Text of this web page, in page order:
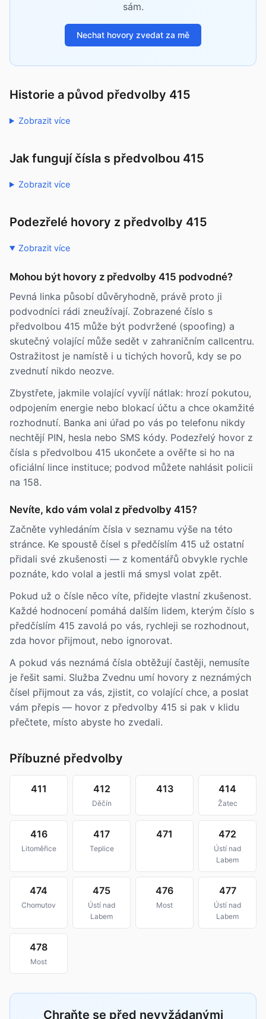
sám.
Nechat hovory zvedat za mě
Historie a původ předvolby 415
Zobrazit více
Jak fungují čísla s předvolbou 415
Zobrazit více
Podezřelé hovory z předvolby 415
Zobrazit více
Mohou být hovory z předvolby 415 podvodné?
Pevná linka působí důvěryhodně, právě proto ji
podvodníci rádi zneužívají. Zobrazené číslo s
předvolbou 415 může být podvržené (spoofing) a
skutečný volající může sedět v zahraničním callcentru.
Ostražitost je namístě i u tichých hovorů, kdy se po
zvednutí nikdo neozve.
Zbystřete, jakmile volající vyvíjí nátlak: hrozí pokutou,
odpojením energie nebo blokací účtu a chce okamžité
rozhodnutí. Banka ani úřad po vás po telefonu nikdy
nechtějí PIN, hesla nebo SMS kódy. Podezřelý hovor z
čísla s předvolbou 415 ukončete a ověřte si ho na
oficiální lince instituce; podvod můžete nahlásit policii
na 158.
Nevíte, kdo vám volal z předvolby 415?
Začněte vyhledáním čísla v seznamu výše na této
stránce. Ke spoustě čísel s předčíslím 415 už ostatní
přidali své zkušenosti — z komentářů obvykle rychle
poznáte, kdo volal a jestli má smysl volat zpět.
Pokud už o čísle něco víte, přidejte vlastní zkušenost.
Každé hodnocení pomáhá dalším lidem, kterým číslo s
předčíslím 415 zavolá po vás, rychleji se rozhodnout,
zda hovor přijmout, nebo ignorovat.
A pokud vás neznámá čísla obtěžují častěji, nemusíte
je řešit sami. Služba Zvednu umí hovory z neznámých
čísel přijmout za vás, zjistit, co volající chce, a poslat
vám přepis — hovor z předvolby 415 si pak v klidu
přečtete, místo abyste ho zvedali.
Příbuzné předvolby
411 412
Děčín
413 414
Žatec
416
Litoměřice
417
Teplice
471 472
Ústí nad
Labem
474
Chomutov
475
Ústí nad
Labem
476
Most
477
Ústí nad
Labem
478
Most
Chraňte se před nevyžádanými